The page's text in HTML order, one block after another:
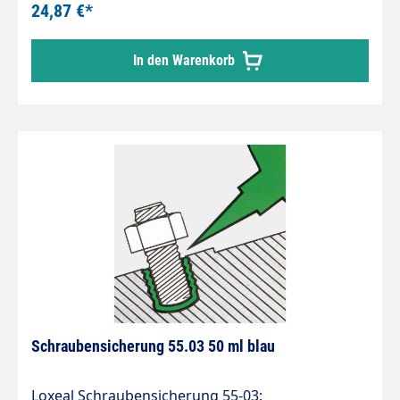
Luftabschluss in Verbindung mit Metallen aus
Technische Daten Festigkeit Klasse: 2 Farbe:
hellblau / F Gewindeverbindungen: M24 bis max.
Spalt: 0,20 mm Viskosität: 900 - 1500 mPa.s bei
Stunden Drehmoment Gewindeteile
Losbrechmoment: 14 - 20 Nm (ISO 10964)
Drehmoment Gewindeteile Weiterdrehmoment: 4
- 9 Nm (ISO 10964) Zugscherfestigkeit: 8 - 12
N/mm² (ISO 10123) Temperatur Einsatzbereich: -
24,87 €*
In den Warenkorb
Schraubensicherung 55.03 50 ml blau
Loxeal Schraubensicherung 55-03: